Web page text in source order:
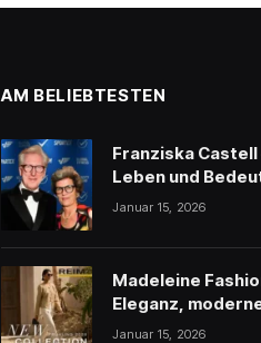
AM BELIEBTESTEN
Franziska
Leben und
traditionsreichen
Januar 15, 2026
Madeleine
Eleganz,
und stilvolle
Januar 15, 2026